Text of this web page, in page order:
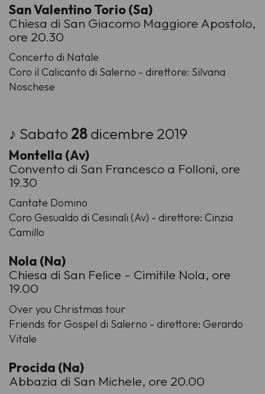
San Valentino Torio (Sa)
Chiesa di San Giacomo Maggiore Apostolo,
ore 20.30
Concerto di Natale
Coro il Calicanto di Salerno - direttore: Silvana
Noschese
♪ Sabato 28dicembre 2019
Montella (Av)
Convento di San Francesco a Folloni, ore
19.30
Cantate Domino
Coro Gesualdo di Cesinali (Av) - direttore: Cinzia
Camillo
Nola (Na)
Chiesa di San Felice - Cimitile Nola, ore
19.00
Over you Christmas tour
Friends for Gospel di Salerno - direttore: Gerardo
Vitale
Procida (Na)
Abbazia di San Michele, ore 20.00